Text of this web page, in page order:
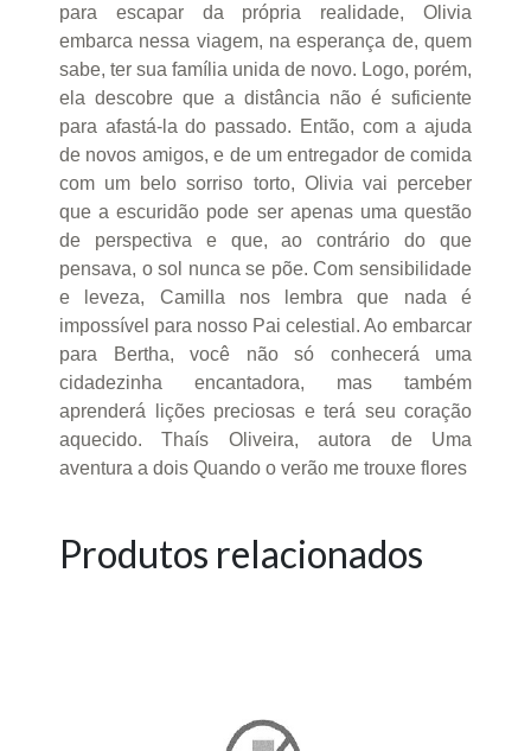
para escapar da própria realidade, Olivia
embarca nessa viagem, na esperança de, quem
sabe, ter sua família unida de novo. Logo, porém,
ela descobre que a distância não é suficiente
para afastá-la do passado. Então, com a ajuda
de novos amigos, e de um entregador de comida
com um belo sorriso torto, Olivia vai perceber
que a escuridão pode ser apenas uma questão
de perspectiva e que, ao contrário do que
pensava, o sol nunca se põe. Com sensibilidade
e leveza, Camilla nos lembra que nada é
impossível para nosso Pai celestial. Ao embarcar
para Bertha, você não só conhecerá uma
cidadezinha encantadora, mas também
aprenderá lições preciosas e terá seu coração
aquecido. Thaís Oliveira, autora de Uma
aventura a dois Quando o verão me trouxe flores
Produtos relacionados